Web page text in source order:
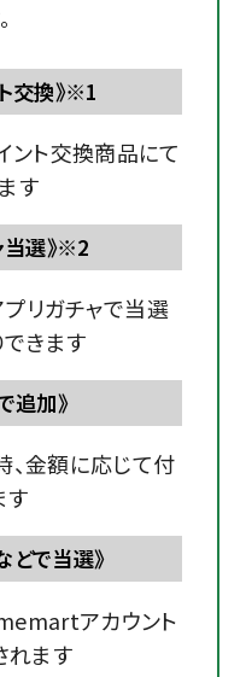
交換》※1
ント交換商品にて
す
当選》※2
リガチャで当選
きます
追加》
金額に応じて付
す
どで当選》
アカウント
れます